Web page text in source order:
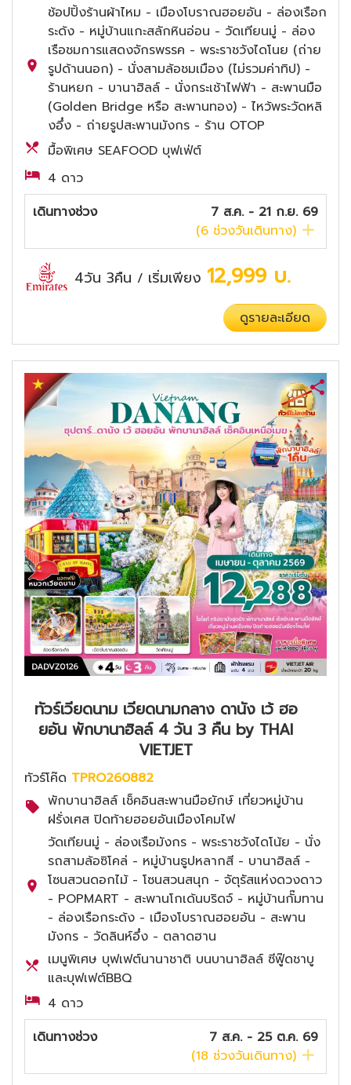
ช้อปปิ้งร้านผ้าไหม - เมืองโบราณฮอยอัน - ล่องเรือก
ระด้ง - หมู่บ้านแกะสลักหินอ่อน - วัดเทียนมู่ - ล่อง
เรือชมการแสดงจักรพรรค - พระราชวังไดโนย (ถ่าย
รูปด้านนอก) - นั่งสามล้อชมเมือง (ไม่รวมค่าทิป) -
ร้านหยก - บานาฮิลล์ - นั่งกระเช้าไฟฟ้า - สะพานมือ
(Golden Bridge หรือ สะพานทอง) - ไหว้พระวัดหลิ
งอึ๋ง - ถ่ายรูปสะพานมังกร - ร้าน OTOP
มื้อพิเศษ SEAFOOD บุฟเฟ่ต์
4 ดาว
เดินทางช่วง
7 ส.ค. - 21 ก.ย. 69
(6 ช่วงวันเดินทาง)
4วัน 3คืน / เริ่มเพียง 12,999 บ.
ดูรายละเอียด
ทัวร์เวียดนาม เวียดนามกลาง ดานัง เว้ ฮอ
ยอัน พักบานาฮิลล์ 4 วัน 3 คืน by THAI
VIETJET
ทัวร์โค๊ด TPRO260882
พักบานาฮิลล์ เช็คอินสะพานมือยักษ์ เที่ยวหมู่บ้าน
ฝรั่งเศส ปิดท้ายฮอยอันเมืองโคมไฟ
วัดเทียนมู่ - ล่องเรือมังกร - พระราชวังไดโน้ย - นั่ง
รถสามล้อซิโคล่ - หมู่บ้านธูปหลากสี - บานาฮิลล์ -
โซนสวนดอกไม้ - โซนสวนสนุก - จัตุรัสแห่งดวงดาว
- POPMART - สะพานโกเด้นบริดจ์ - หมู่บ้านกั๊มทาน
- ล่องเรือกระด้ง - เมืองโบราณฮอยอัน - สะพาน
มังกร - วัดลินห์อึ๋ง - ตลาดฮาน
เมนูพิเศษ บุฟเฟต์นานาชาติ บนบานาฮิลล์ ซีฟู๊ดชาบู
และบุฟเฟต์BBQ
4 ดาว
เดินทางช่วง
7 ส.ค. - 25 ต.ค. 69
(18 ช่วงวันเดินทาง)